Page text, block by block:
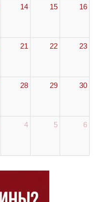
14 15 16
21 22 23
28 29 30
4 5 6